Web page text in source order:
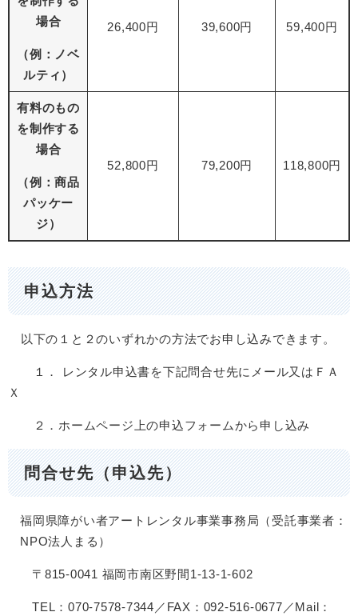
場合
（例：ノベ
ルティ）
26,400円 39,600円 59,400円
有料のもの
を制作する
場合
（例：商品
パッケー
ジ）
52,800円 79,200円 118,800円
申込方法
以下の１と２のいずれかの方法でお申し込みできます。
１． レンタル申込書を下記問合せ先にメール又はＦＡ
Ｘ
２．ホームページ上の申込フォームから申し込み
問合せ先（申込先）
福岡県障がい者アートレンタル事業事務局（受託事業者：
NPO法人まる）
〒815-0041 福岡市南区野間1-13-1-602
TEL：070-7578-7344／FAX：092-516-0677／Mail：